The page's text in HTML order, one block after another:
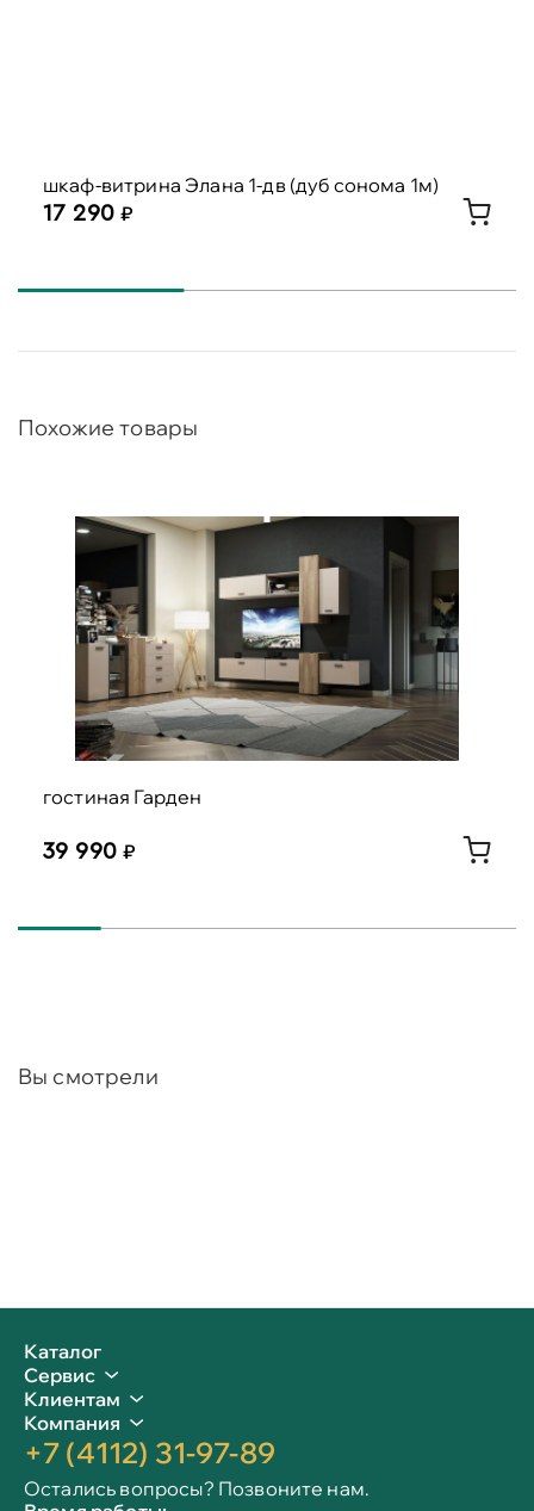
шкаф-витрина Элана 1-дв (дуб сонома 1м)
17 290
Похожие товары
гостиная Гарден
39 990
Вы смотрели
Каталог
Сервис
Клиентам
Компания
+7 (4112) 31-97-89
Остались вопросы? Позвоните нам.